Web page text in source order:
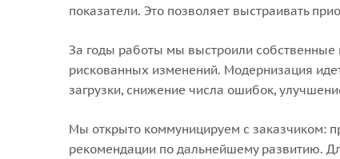
показатели. Это позволяет выстраивать
За годы работы мы выстроили собственные
рискованных изменений. Модернизация
загрузки, снижение числа ошибок,
Мы открыто коммуницируем с заказчиком:
рекомендации по дальнейшему развитию.